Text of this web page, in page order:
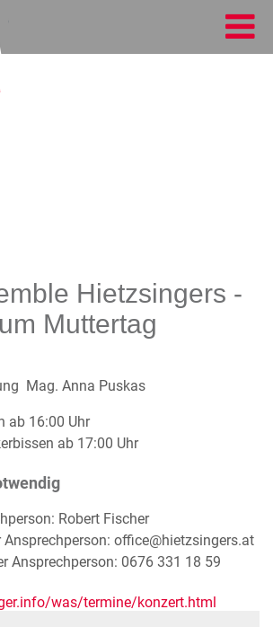
Hietzsingers -
Muttertag
Mag. Anna Puskas
ab 16:00 Uhr
ab 17:00 Uhr
Robert Fischer
Ansprechperson: office@hietzsingers.at
Ansprechperson: 0676 331 18 59
was/termine/konzert.html